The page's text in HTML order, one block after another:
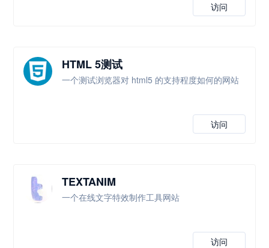
访问
HTML 5测试
一个测试浏览器对 html5 的支持程度如何的网站
访问
TEXTANIM
一个在线文字特效制作工具网站
访问